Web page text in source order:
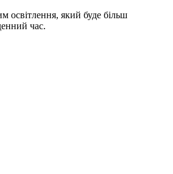
освітлення, який буде більш
час.